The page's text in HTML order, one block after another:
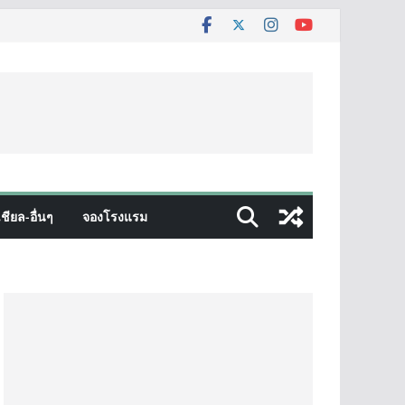
ยล-อื่นๆ จองโรงแรม